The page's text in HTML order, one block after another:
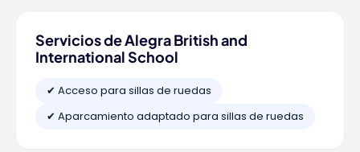
Servicios de Alegra British and
International School
✔ Acceso para sillas de ruedas
✔ Aparcamiento adaptado para sillas de ruedas